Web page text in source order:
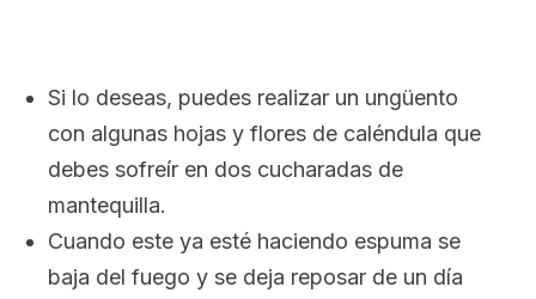
Si lo deseas, puedes realizar un ungüento
con algunas hojas y flores de caléndula que
debes sofreír en dos cucharadas de
mantequilla.
Cuando este ya esté haciendo espuma se
baja del fuego y se deja reposar de un día